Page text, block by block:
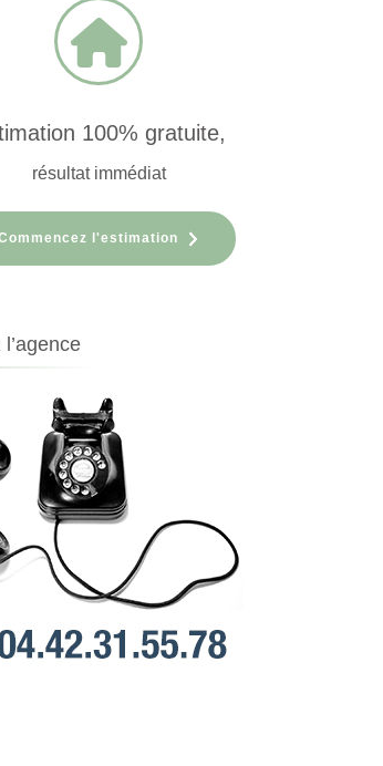
100% gratuite,
résultat immédiat
l'estimation